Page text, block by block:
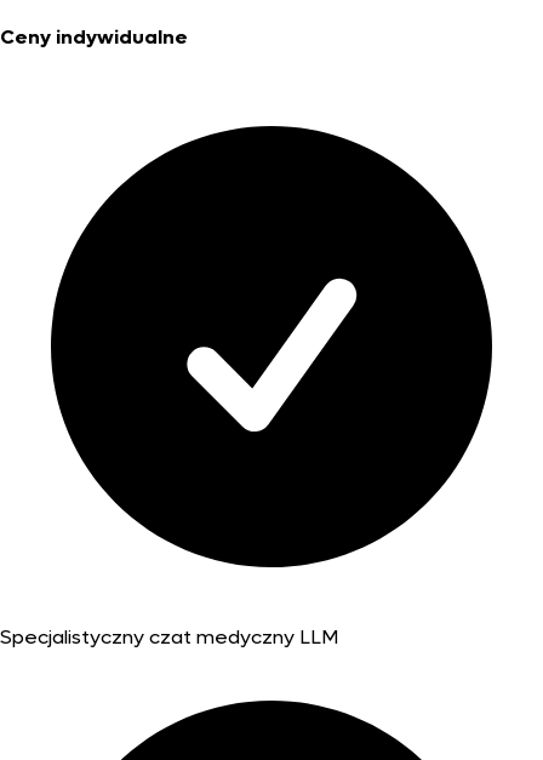
Ceny indywidualne
Specjalistyczny czat medyczny LLM